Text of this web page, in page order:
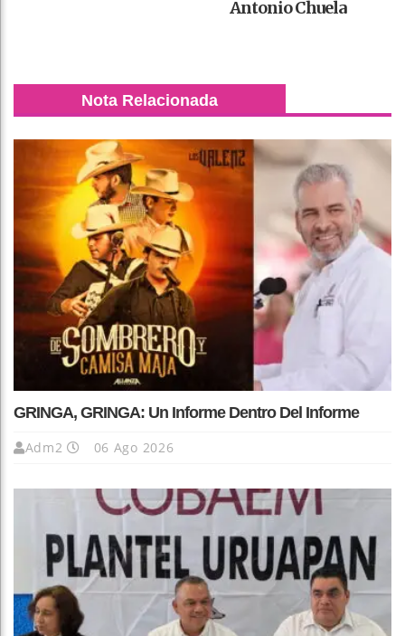
Antonio Chuela
Nota Relacionada
GRINGA, GRINGA: Un Informe Dentro Del Informe
Adm2 06 Ago 2026